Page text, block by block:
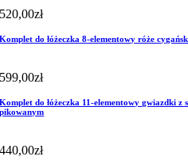
520,00zł
Komplet do łóżeczka 8-elementowy róże
599,00zł
Komplet do łóżeczka 11-elementowy gwiazdki z
pikowanym
440,00zł